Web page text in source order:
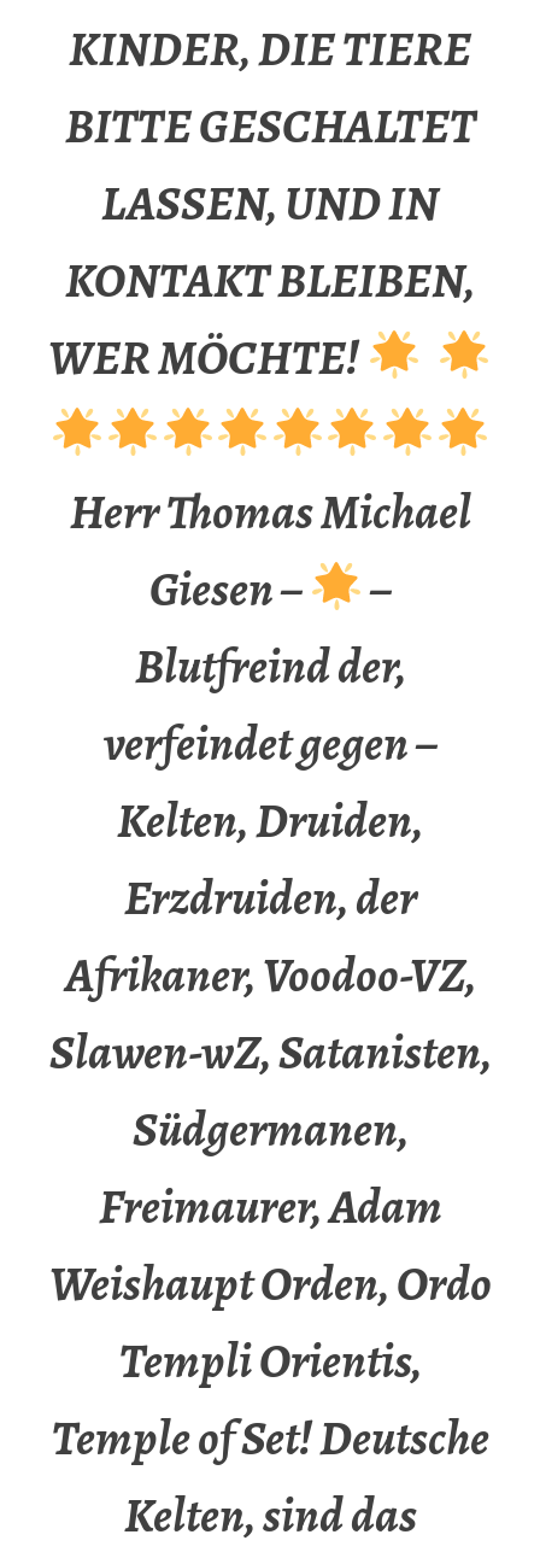
KINDER, DIE TIERE
BITTE GESCHALTET
LASSEN, UND IN
KONTAKT BLEIBEN,
WER MÖCHTE!
Herr Thomas Michael
Giesen –
–
Blutfreind der,
verfeindet gegen –
Kelten, Druiden,
Erzdruiden, der
Afrikaner, Voodoo-VZ,
Slawen-wZ, Satanisten,
Südgermanen,
Freimaurer, Adam
Weishaupt Orden, Ordo
Templi Orientis,
Temple of Set! Deutsche
Kelten, sind das